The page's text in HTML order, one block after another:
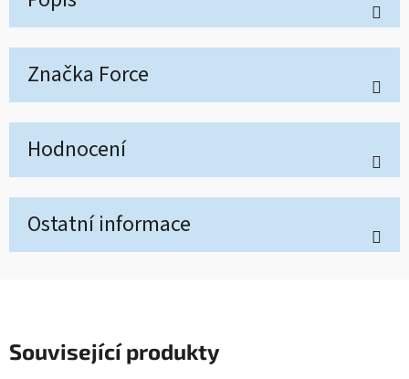
Značka Force
Hodnocení
Ostatní informace
Související produkty